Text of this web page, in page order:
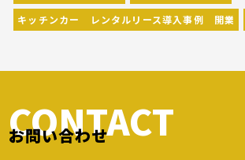
キッチンカー レンタルリース導入事例 開業
CONTACT
お問い合わせ